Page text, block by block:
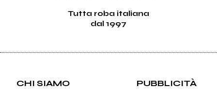
Tutta roba italiana
dal 1997
CHI SIAMO PUBBLICITÀ